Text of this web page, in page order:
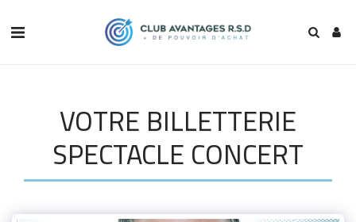
VOTRE BILLETTERIE
SPECTACLE CONCERT